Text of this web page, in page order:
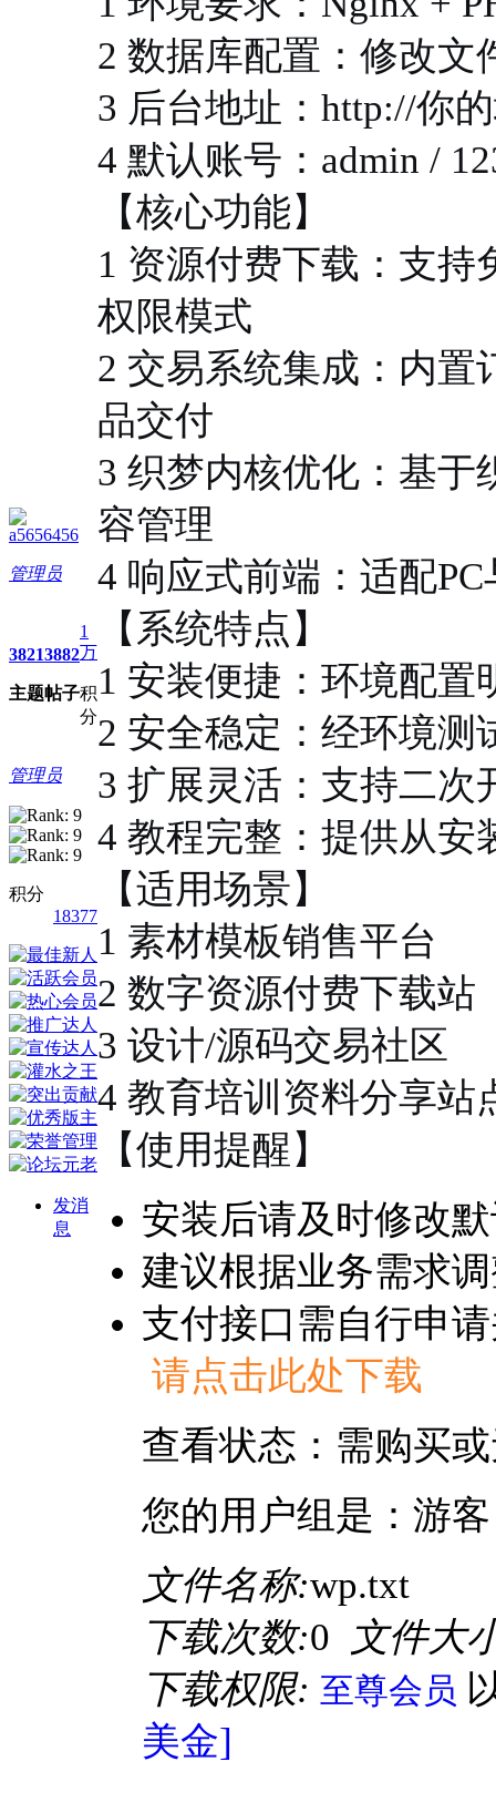
a5656456
管理员
3821
主题
3882
帖子
1
万
积
分
管理员
积分
18377
发消
息
2 数据库配置：修改文
3 后台地址：http://你
4 默认账号：admin /
【核心功能】
1 资源付费下载：支
权限模式
2 交易系统集成：内置
品交付
3 织梦内核优化：基于
容管理
4 响应式前端：适配
【系统特点】
1 安装便捷：环境配置
2 安全稳定：经环境测
3 扩展灵活：支持二次
4 教程完整：提供从安
【适用场景】
1 素材模板销售平台
2 数字资源付费下载站
3 设计/源码交易社区
4 教育培训资料分享站
【使用提醒】
安装后请及时修改
建议根据业务需求
支付接口需自行申
请点击此处下载
查看状态：需购买
您的用户组是：游客
文件名称:wp.txt
下载次数:0
文件大
下载权限: 至尊会员
美金]